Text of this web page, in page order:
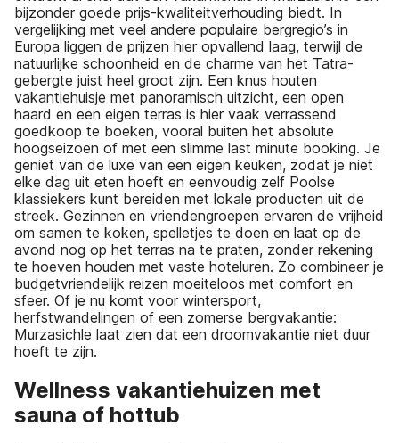
bijzonder goede prijs-kwaliteitverhouding biedt. In
vergelijking met veel andere populaire bergregio’s in
Europa liggen de prijzen hier opvallend laag, terwijl de
natuurlijke schoonheid en de charme van het Tatra-
gebergte juist heel groot zijn. Een knus houten
vakantiehuisje met panoramisch uitzicht, een open
haard en een eigen terras is hier vaak verrassend
goedkoop te boeken, vooral buiten het absolute
hoogseizoen of met een slimme last minute booking. Je
geniet van de luxe van een eigen keuken, zodat je niet
elke dag uit eten hoeft en eenvoudig zelf Poolse
klassiekers kunt bereiden met lokale producten uit de
streek. Gezinnen en vriendengroepen ervaren de vrijheid
om samen te koken, spelletjes te doen en laat op de
avond nog op het terras na te praten, zonder rekening
te hoeven houden met vaste hoteluren. Zo combineer je
budgetvriendelijk reizen moeiteloos met comfort en
sfeer. Of je nu komt voor wintersport,
herfstwandelingen of een zomerse bergvakantie:
Murzasichle laat zien dat een droomvakantie niet duur
hoeft te zijn.
Wellness vakantiehuizen met
sauna of hottub